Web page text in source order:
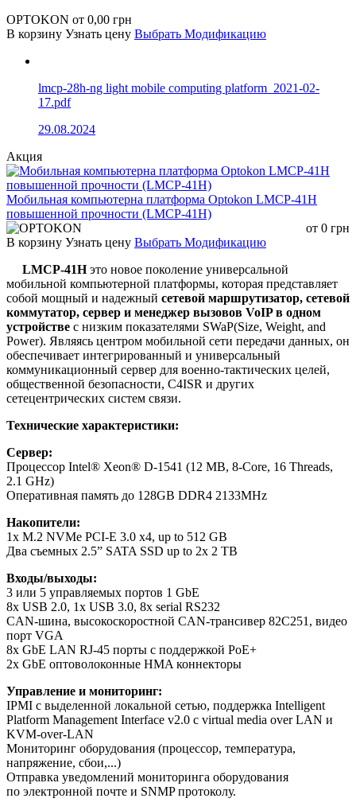
OPTOKON от 0,00 грн
В корзину Узнать цену Выбрать Модификацию
lmcp-28h-ng light mobile computing platform_2021-02-
17.pdf
29.08.2024
Акция
Мобильная компьютерна платформа Optokon LMCP-41H
повышенной прочности (LMCP-41H)
от 0 грн
В корзину Узнать цену Выбрать Модификацию
LMCP-41Hэто новое поколение универсальной
мобильной компьютерной платформы, которая представляет
собой мощный и надежный сетевой маршрутизатор, сетевой
коммутатор, сервер и менеджер вызовов VoIP в одном
устройстве с низким показателями SWaP(Size, Weight, and
Power). Являясь центром мобильной сети передачи данных, он
обеспечивает интегрированный и универсальный
коммуникационный сервер для военно-тактических целей,
общественной безопасности, C4ISR и других
сетецентрических систем связи.
Технические характеристики:
Сервер:
Процессор Intel® Xeon® D-1541 (12 MB, 8-Core, 16 Threads,
2.1 GHz)
Оперативная память до 128GB DDR4 2133MHz
Накопители:
1x M.2 NVMe PCI-E 3.0 x4, up to 512 GB
Два съемных 2.5” SATA SSD up to 2x 2 TB
Входы/выходы:
3 или 5 управляемых портов 1 GbE
8x USB 2.0, 1x USB 3.0, 8x serial RS232
CAN-шина, высокоскоростной CAN-трансивер 82C251, видео
порт VGA
8x GbE LAN RJ-45 порты с поддержкой PoE+
2x GbE оптоволоконные HMA коннекторы
Управление и мониторинг:
IPMI с выделенной локальной сетью, поддержка Intelligent
Platform Management Interface v2.0 с virtual media over LAN и
KVM-over-LAN
Мониторинг оборудования (процессор, температура,
напряжение, сбои,...)
Отправка уведомлений мониторинга оборудования
по электронной почте и SNMP протоколу.